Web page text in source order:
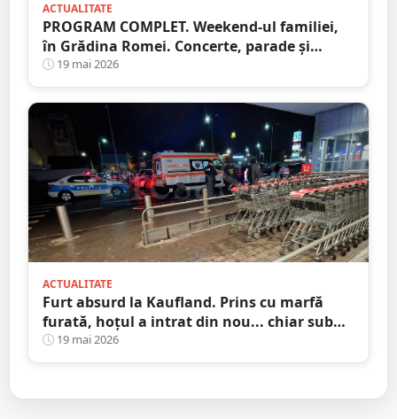
ACTUALITATE
PROGRAM COMPLET. Weekend-ul familiei,
în Grădina Romei. Concerte, parade și
concursuri pentru copii
19 mai 2026
ACTUALITATE
Furt absurd la Kaufland. Prins cu marfă
furată, hoțul a intrat din nou... chiar sub
ochii paznicilor
19 mai 2026